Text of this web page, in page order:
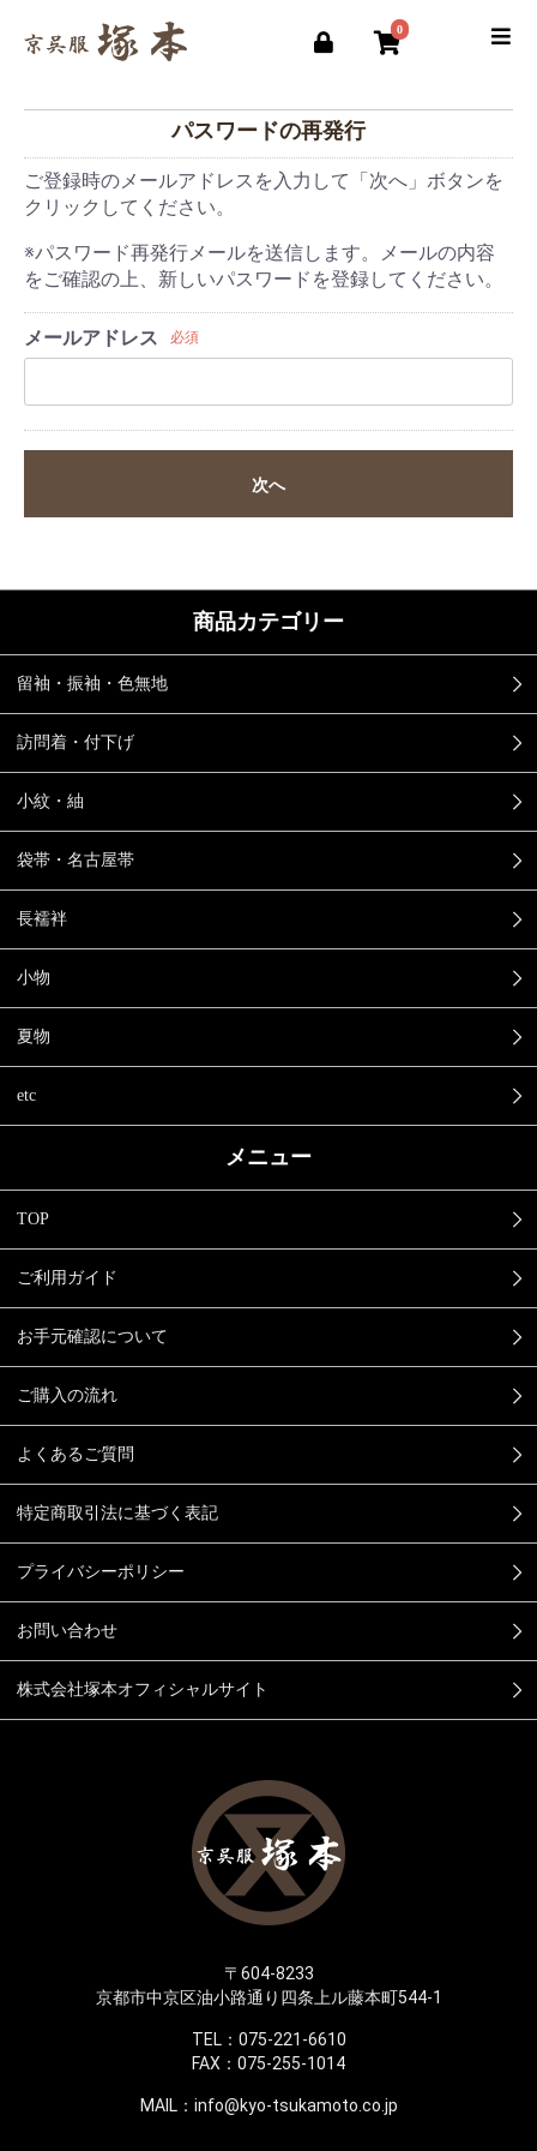
0
パスワードの再発行
ご登録時のメールアドレスを入力して「次へ」ボタンを
クリックしてください。
※パスワード再発行メールを送信します。メールの内容
をご確認の上、新しいパスワードを登録してください。
メールアドレス 必須
次へ
〒604-8233
京都市中京区油小路通り四条上ル藤本町544-1
TEL：075-221-6610
FAX：075-255-1014
MAIL： info@kyo-tsukamoto.co.jp
商品カテゴリー
留袖・振袖・色無地
訪問着・付下げ
小紋・紬
袋帯・名古屋帯
長襦袢
小物
夏物
etc
メニュー
TOP
ご利用ガイド
お手元確認について
ご購入の流れ
よくあるご質問
特定商取引法に基づく表記
プライバシーポリシー
お問い合わせ
株式会社塚本オフィシャルサイト